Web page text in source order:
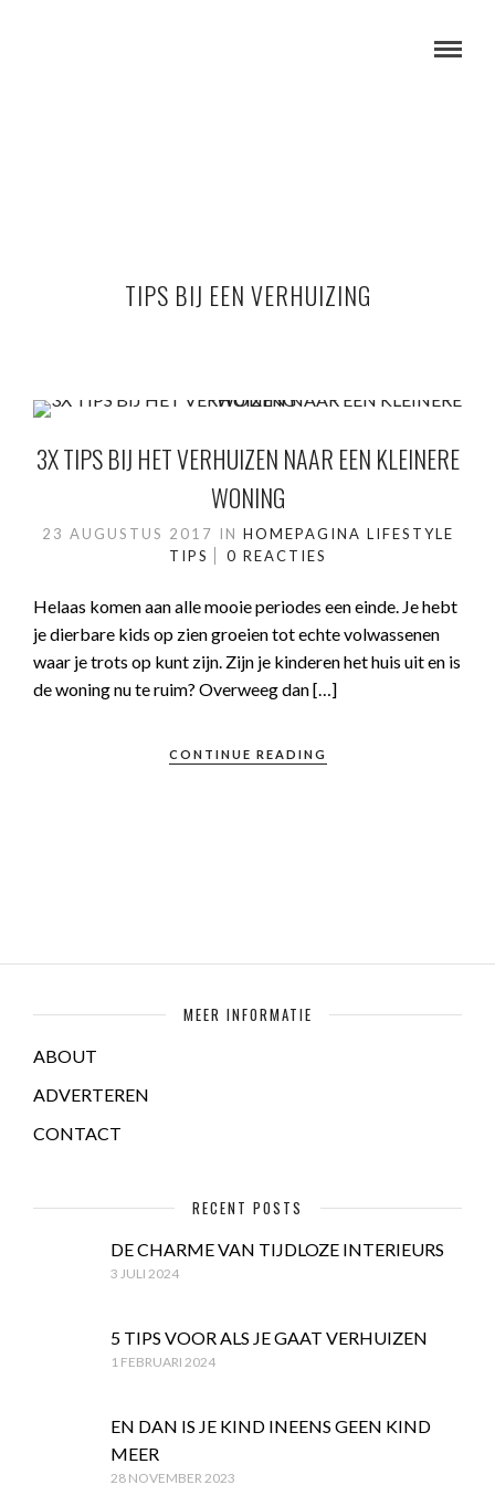
TIPS BIJ EEN VERHUIZING
3X TIPS BIJ HET VERHUIZEN NAAR EEN KLEINERE
WONING
23 AUGUSTUS 2017 IN HOMEPAGINA LIFESTYLE
TIPS
0 REACTIES
Helaas komen aan alle mooie periodes een einde. Je hebt
je dierbare kids op zien groeien tot echte volwassenen
waar je trots op kunt zijn. Zijn je kinderen het huis uit en is
de woning nu te ruim? Overweeg dan […]
CONTINUE READING
MEER INFORMATIE
ABOUT
ADVERTEREN
CONTACT
RECENT POSTS
DE CHARME VAN TIJDLOZE INTERIEURS
3 JULI 2024
5 TIPS VOOR ALS JE GAAT VERHUIZEN
1 FEBRUARI 2024
EN DAN IS JE KIND INEENS GEEN KIND
MEER
28 NOVEMBER 2023